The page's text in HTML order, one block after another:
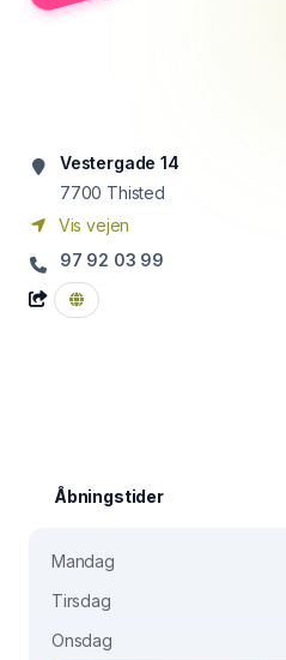
Vestergade 14
7700 Thisted
Vis vejen
97 92 03 99
Åbningstider
Mandag
Tirsdag
Onsdag